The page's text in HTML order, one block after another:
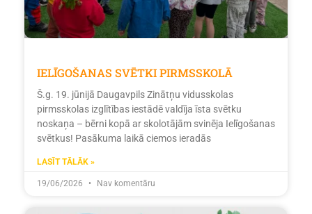
IELĪGOŠANAS SVĒTKI PIRMSSKOLĀ
Š.g. 19. jūnijā Daugavpils Zinātņu vidusskolas
pirmsskolas izglītības iestādē valdīja īsta svētku
noskaņa – bērni kopā ar skolotājām svinēja Ielīgošanas
svētkus! Pasākuma laikā ciemos ieradās
LASĪT TĀLĀK »
19/06/2026 Nav komentāru